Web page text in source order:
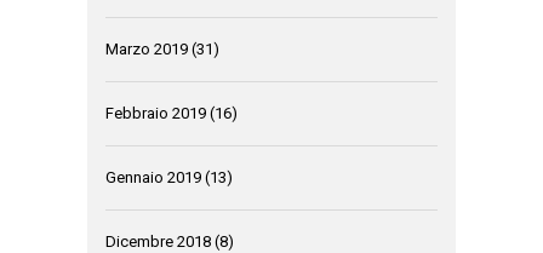
Marzo 2019 (31)
Febbraio 2019 (16)
Gennaio 2019 (13)
Dicembre 2018 (8)